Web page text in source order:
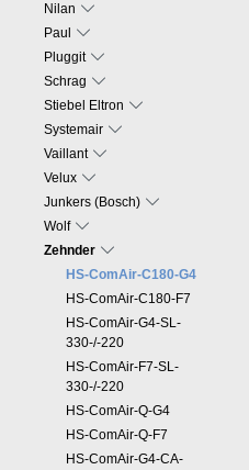
Nilan
Paul
Pluggit
Schrag
Stiebel Eltron
Systemair
Vaillant
Velux
Junkers (Bosch)
Wolf
Zehnder
HS-ComAir-C180-G4
HS-ComAir-C180-F7
HS-ComAir-G4-SL-
330-/-220
HS-ComAir-F7-SL-
330-/-220
HS-ComAir-Q-G4
HS-ComAir-Q-F7
HS-ComAir-G4-CA-